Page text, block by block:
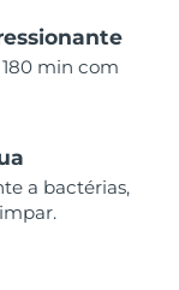
min com
a bactérias,